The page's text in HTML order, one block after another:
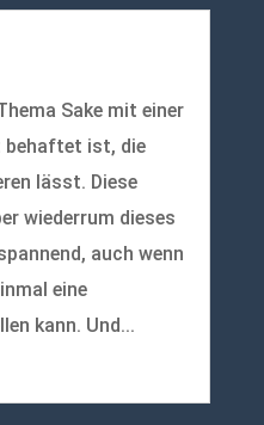
Sake mit einer
behaftet ist, die
lässt. Diese
wiederrum dieses
auch wenn
eine
kann. Und...